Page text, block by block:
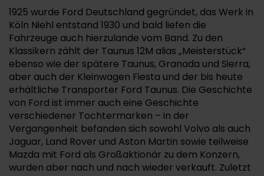
1925 wurde Ford Deutschland gegründet, das Werk in
Köln Niehl entstand 1930 und bald liefen die
Fahrzeuge auch hierzulande vom Band. Zu den
Klassikern zählt der Taunus 12M alias „Meisterstück“
ebenso wie der spätere Taunus, Granada und Sierra,
aber auch der Kleinwagen Fiesta und der bis heute
erhältliche Transporter Ford Taunus. Die Geschichte
von Ford ist immer auch eine Geschichte
verschiedener Tochtermarken – in der
Vergangenheit befanden sich sowohl Volvo als auch
Jaguar, Land Rover und Aston Martin sowie teilweise
Mazda mit Ford als Großaktionär zu dem Konzern,
wurden aber nach und nach wieder verkauft. Zuletzt